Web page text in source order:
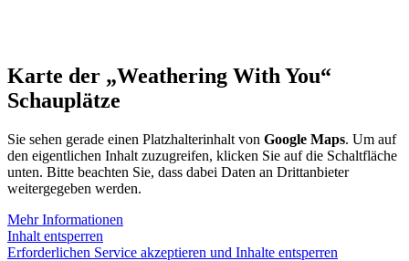
Karte der „Weathering With You“
Schauplätze
Sie sehen gerade einen Platzhalterinhalt von Google Maps. Um auf
den eigentlichen Inhalt zuzugreifen, klicken Sie auf die Schaltfläche
unten. Bitte beachten Sie, dass dabei Daten an Drittanbieter
weitergegeben werden.
Mehr Informationen
Inhalt entsperren
Erforderlichen Service akzeptieren und Inhalte entsperren